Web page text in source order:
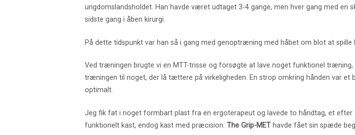
ungdomslandsholdet. Han havde været udtaget 3-4 gange, men hver gang med en
sidste gang i åben kirurgi.
På dette tidspunkt var han så i gang med genoptræning med håbet om blot at spille
Ved træningen brugte vi en MTT-trisse og forsøgte at lave noget funktionel
træningen til noget, der lå tættere på virkeligheden. En strop omkring hånden var
optimalt.
Jeg fik fat i noget formbart plast fra en ergoterapeut og lavede to håndtag, et
funktionelt kast, endog kast med præcision. The Grip-MET havde fået sin spæde